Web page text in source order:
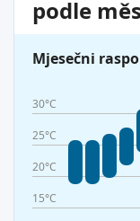
podle
Mjesečni
30°C
25°C
20°C
15°C